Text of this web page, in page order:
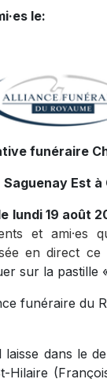
le:
funéraire
Saguenay Est
lundi 19 août
et ami·es
en direct
sur la pastille
funéraire du
dans le
Hilaire